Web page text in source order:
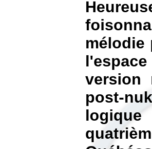
mélodie
version
post-